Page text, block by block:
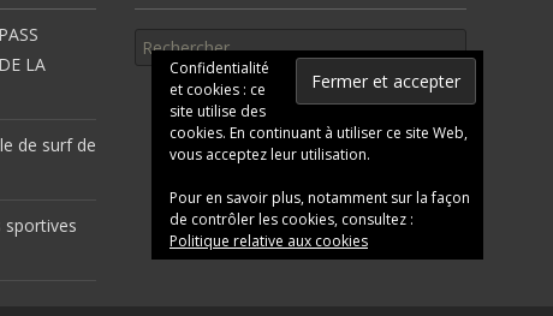
LA
de surf de
sportives
Confidentialité
et cookies : ce
site utilise des
cookies. En continuant à utiliser ce site Web,
vous acceptez leur utilisation.
Pour en savoir plus, notamment sur la façon
de contrôler les cookies, consultez :
Politique relative aux cookies